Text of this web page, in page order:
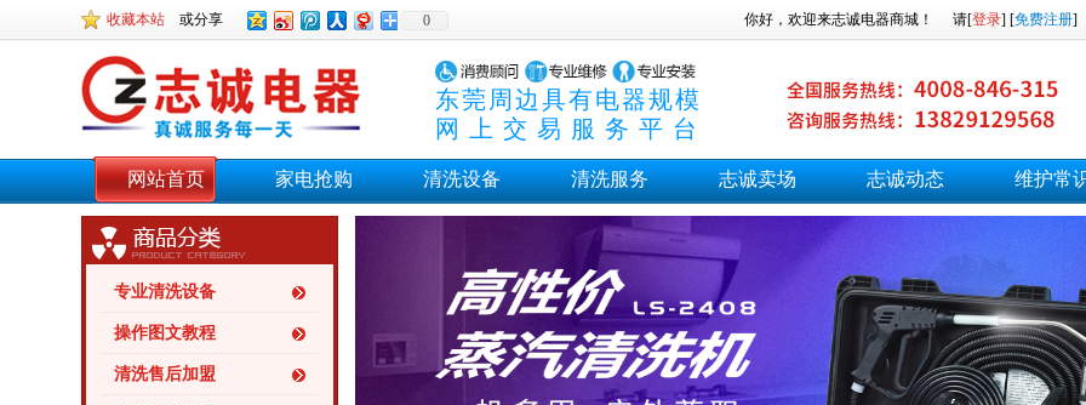
收藏本站 或分享 0 你好，欢迎来志诚电器商城！ 请[登录] [免费注册]
东莞周边具有电器规模
网上交易服务平台
网站首页 家电抢购 清洗设备 清洗服务 志诚卖场 志诚动态 维护常
专业清洗设备
操作图文教程
清洗售后加盟